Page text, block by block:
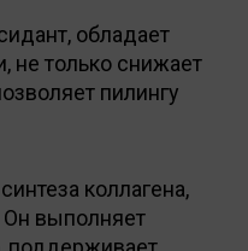
обладает
не только снижает
пилингу
коллагена,
выполняет